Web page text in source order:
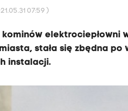
07:59 )
elektrociepłowni
stała się zbędna po
instalacji.